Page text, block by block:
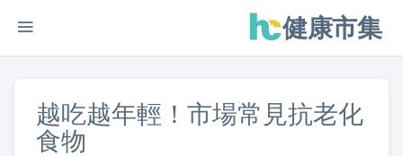
健康市集
越吃越年輕！市場常見抗老化
食物